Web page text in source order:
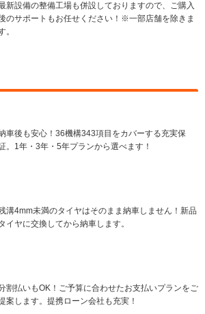
新設備の整備工場も併設しておりますので、ご購入
のサポートもお任せください！※一部店舗を除きま
。
車後も安心！36機構343項目をカバーする充実保
。1年・3年・5年プランから選べます！
溝4mm未満のタイヤはそのまま納車しません！新品
イヤに交換してから納車します。
割払いもOK！ご予算に合わせたお支払いプランをご
案します。提携ローン会社も充実！